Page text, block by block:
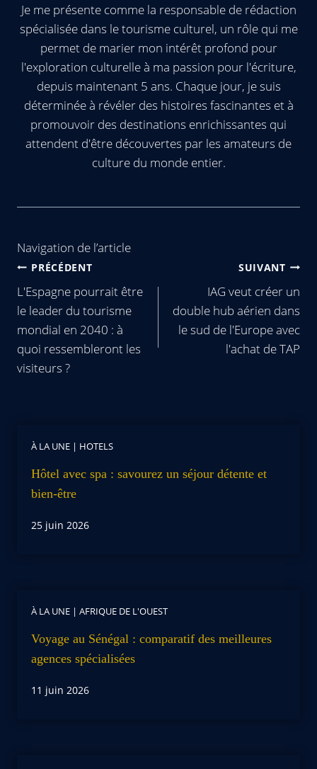
Je me présente comme la responsable de rédaction
spécialisée dans le tourisme culturel, un rôle qui me
permet de marier mon intérêt profond pour
l'exploration culturelle à ma passion pour l'écriture,
depuis maintenant 5 ans. Chaque jour, je suis
déterminée à révéler des histoires fascinantes et à
promouvoir des destinations enrichissantes qui
attendent d'être découvertes par les amateurs de
culture du monde entier.
Navigation de l’article
PRÉCÉDENT
L'Espagne pourrait être
le leader du tourisme
mondial en 2040 : à
quoi ressembleront les
visiteurs ?
SUIVANT
IAG veut créer un
double hub aérien dans
le sud de l'Europe avec
l'achat de TAP
À LA UNE | HOTELS
Hôtel avec spa : savourez un séjour détente et
bien-être
25 juin 2026
À LA UNE | AFRIQUE DE L'OUEST
Voyage au Sénégal : comparatif des meilleures
agences spécialisées
11 juin 2026